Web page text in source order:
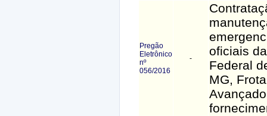
Pregão
Eletrônico
nº
056/2016
-
oficiais
Federal
MG,